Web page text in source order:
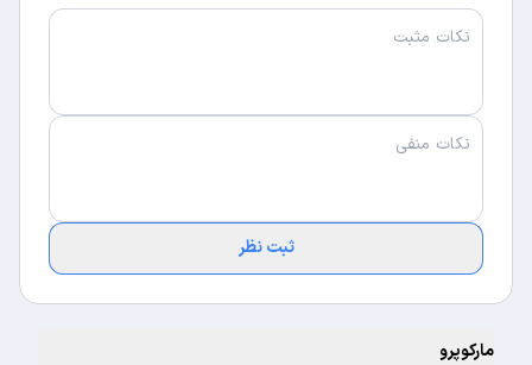
زمان های مختلف تخفیف ها و پیشنهادهای ویژه
تعطیلات و مناسبت ها:
در ایام تعطیلات رسمی و مناسبت های خاص،
ثبت نظر
مارکوپرو